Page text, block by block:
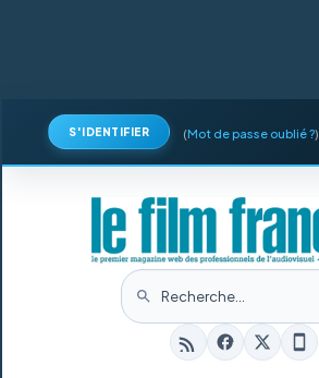
S'IDENTIFIER (Mot de passe oublié ?)